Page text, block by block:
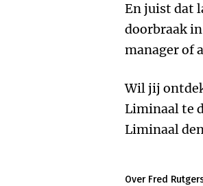
En juist dat
doorbraak
manager of
Wil jij
Liminaal te
Liminaal
Over Fred